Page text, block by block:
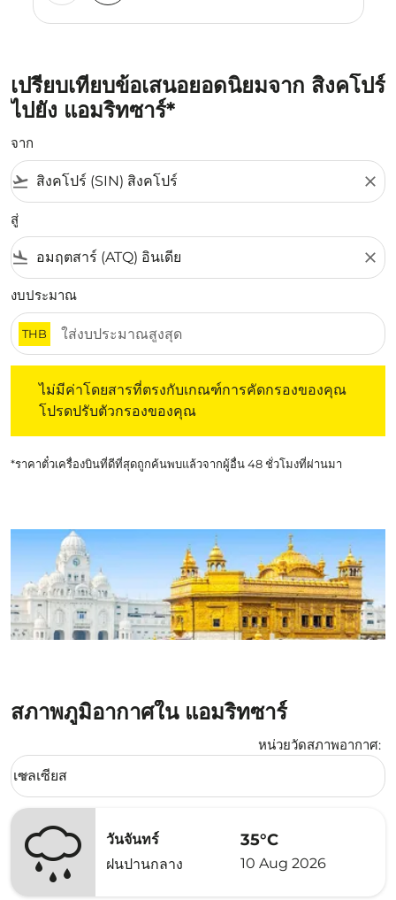
เปรียบเทียบข้อเสนอยอดนิยมจาก สิงคโปร์
ไปยัง แอมริทซาร์*
จาก
flight_takeoff close
สู่
flight_land close
งบประมาณ
THB
ไม่มีค่าโดยสารที่ตรงกับเกณฑ์การคัดกรองของคุณ
โปรดปรับตัวกรองของคุณ
*ราคาตั๋วเครื่องบินที่ดีที่สุดถูกค้นพบแล้วจากผู้อื่น 48 ชั่วโมงที่ผ่านมา
สภาพภูมิอากาศใน แอมริทซาร์
หน่วยวัดสภาพอากาศ:
Weather unit option เซลเซียส Selected
เซลเซียส
keyboard_arrow_down
วันจันทร์
ฝนปานกลาง
35°C
10 Aug 2026